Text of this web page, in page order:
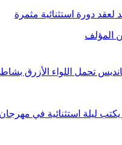
دورة استثنائية مثمرة
المؤلف
تحمل اللواء الأزرق
ليلة استثنائية في مهرجان